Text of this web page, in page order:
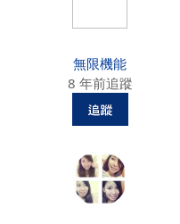
無限機能
8 年前追蹤